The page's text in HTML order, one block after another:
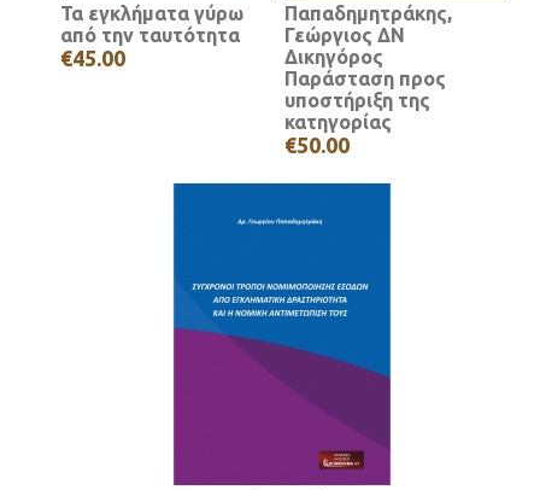
Τα εγκλήματα γύρω
από την ταυτότητα
€45.00
Παπαδημητράκης,
Γεώργιος ΔΝ
Δικηγόρος
Παράσταση προς
υποστήριξη της
κατηγορίας
€50.00